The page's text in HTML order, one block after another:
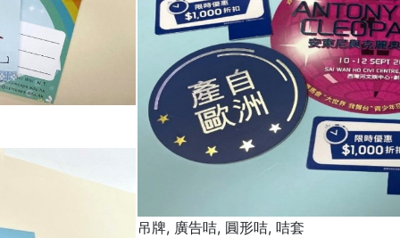
吊牌, 廣告咭, 圓形咭, 咭套